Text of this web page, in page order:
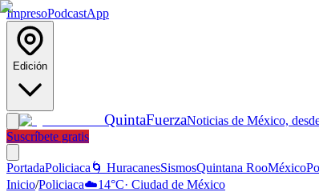
ImpresoPodcastApp
Edición
QuintaFuerzaNoticias de México,
Suscríbete gratis
PortadaPoliciaca 🌀 HuracanesSismosQuintana RooMéxico
Inicio/Policiaca☁️14°C· Ciudad de México